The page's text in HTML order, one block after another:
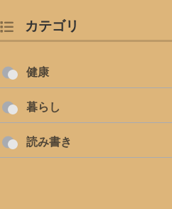
カテゴリ
健康
暮らし
読み書き